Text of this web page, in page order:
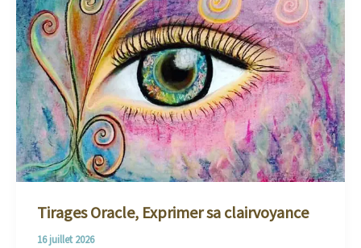
Tirages Oracle, Exprimer sa clairvoyance
16 juillet 2026